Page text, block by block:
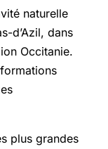
naturelle
d’Azil, dans
Occitanie.
plus grandes